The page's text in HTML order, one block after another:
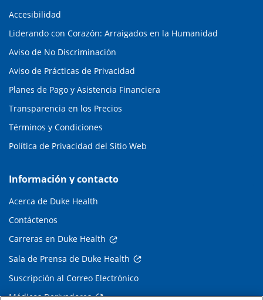
Accesibilidad
Liderando con Corazón: Arraigados en la Humanidad
Aviso de No Discriminación
Aviso de Prácticas de Privacidad
Planes de Pago y Asistencia Financiera
Transparencia en los Precios
Términos y Condiciones
Política de Privacidad del Sitio Web
Información y contacto
Acerca de Duke Health
Contáctenos
Carreras en Duke Health
Sala de Prensa de Duke Health
Suscripción al Correo Electrónico
Médicos Derivadores